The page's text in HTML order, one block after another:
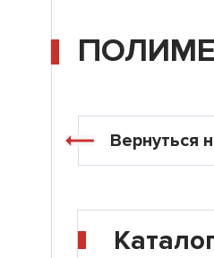
Вернуться